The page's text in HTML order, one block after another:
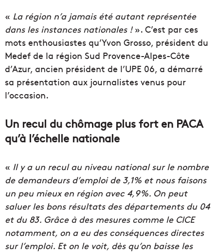
« La région n’a jamais été autant représentée
dans les instances nationales !». C’est par ces
mots enthousiastes qu’Yvon Grosso, président du
Medef de la région Sud Provence-Alpes-Côte
d’Azur, ancien président de l’UPE 06, a démarré
sa présentation aux journalistes venus pour
l’occasion.
Un recul du chômage plus fort en PACA
qu’à l’échelle nationale
« Il y a un recul au niveau national sur le nombre
de demandeurs d’emploi de 3,1% et nous faisons
un peu mieux en région avec 4,9%. On peut
saluer les bons résultats des départements du 04
et du 83. Grâce à des mesures comme le CICE
notamment, on a eu des conséquences directes
sur l’emploi. Et on le voit, dès qu’on baisse les